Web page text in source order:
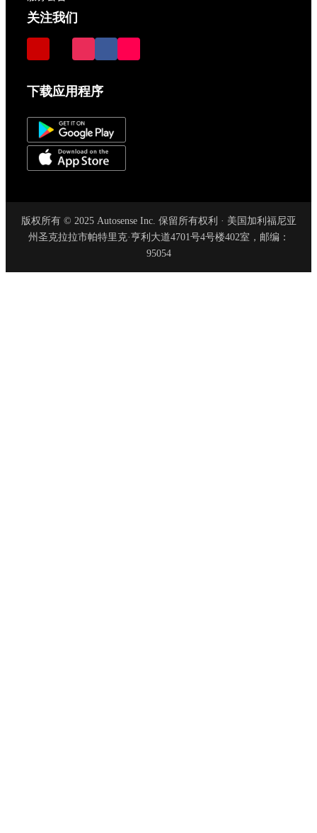
关注我们
下载应用程序
版权所有 © 2025 Autosense Inc. 保留所有权利 · 美国加利福尼亚
州圣克拉拉市帕特里克·亨利大道4701号4号楼402室，邮编：
95054